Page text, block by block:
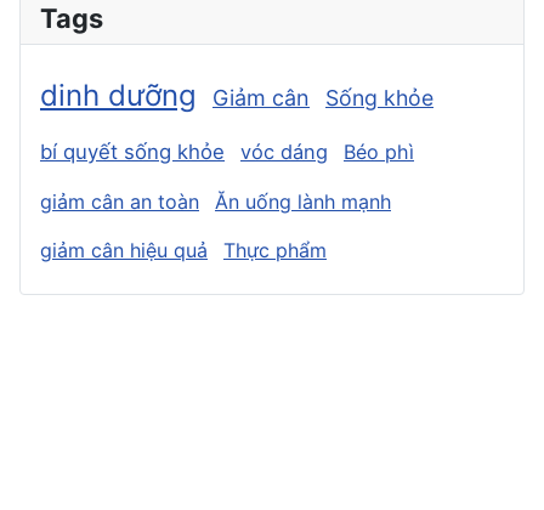
Tags
dinh dưỡng Giảm cân Sống khỏe
bí quyết sống khỏe vóc dáng Béo phì
giảm cân an toàn
Ăn uống lành mạnh
giảm cân hiệu quả
Thực phẩm